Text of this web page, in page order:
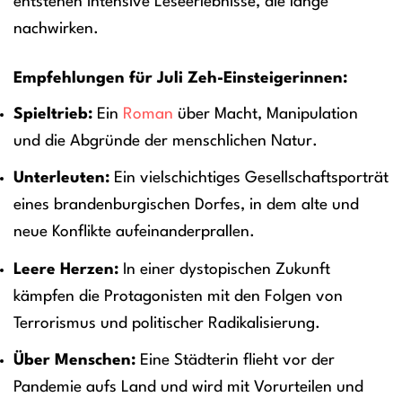
nachwirken.
Empfehlungen für Juli Zeh-Einsteigerinnen:
Spieltrieb: Ein Roman über Macht, Manipulation
und die Abgründe der menschlichen Natur.
Unterleuten: Ein vielschichtiges Gesellschaftsporträt
eines brandenburgischen Dorfes, in dem alte und
neue Konflikte aufeinanderprallen.
Leere Herzen: In einer dystopischen Zukunft
kämpfen die Protagonisten mit den Folgen von
Terrorismus und politischer Radikalisierung.
Über Menschen: Eine Städterin flieht vor der
Pandemie aufs Land und wird mit Vorurteilen und